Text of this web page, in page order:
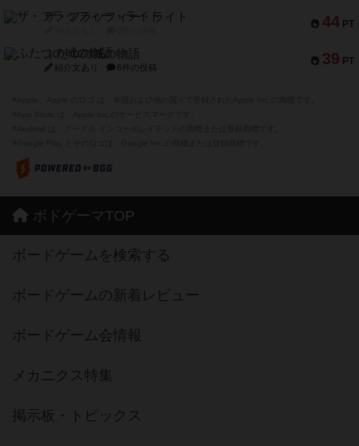
44 PT
ザ・フラッフィー・ライト
39 PT
ふたつの城の物語
紹介文あり 6件の投稿
ボドゲーマTOP
ボードゲームを検索する
ボードゲームの新着レビュー
ボードゲーム会情報
メカニクス特集
掲示板・トピックス